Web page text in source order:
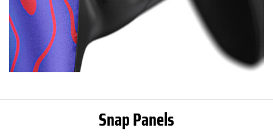
Snap Panels